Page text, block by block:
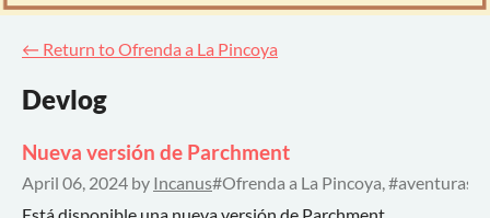
← Return to Ofrenda a La Pincoya
Devlog
Nueva versión de Parchment
April 06, 2024 by Incanus#Ofrenda a La Pincoya, #aventuras,
Está disponible una nueva versión de Parchment ,